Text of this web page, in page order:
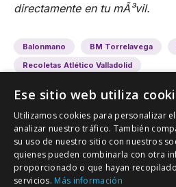
directamente en tu mÃ³vil.
Balonmano BM Torrelavega
Recoletas Atlético Valladolid
VALLADOLID
Ese sitio web utiliza
Utilizamos cookies para personalizar
analizar nuestro tráfico. También
su uso de nuestro sitio con nuestros
quienes pueden combinarla con otra
proporcionado o que hayan
servicios. Más información